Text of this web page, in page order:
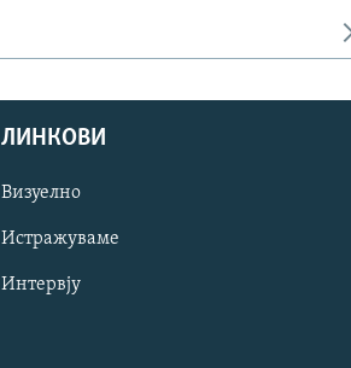
ЛИНКОВИ
Визуелно
Истражуваме
Интервју